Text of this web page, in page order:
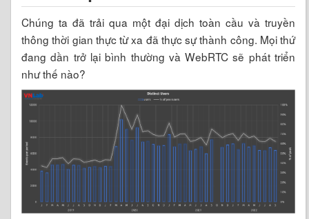
Chúng ta đã trải qua một đại dịch toàn cầu và truyền
thông thời gian thực từ xa đã thực sự thành công. Mọi thứ
đang dần trở lại bình thường và WebRTC sẽ phát triển
như thế nào?